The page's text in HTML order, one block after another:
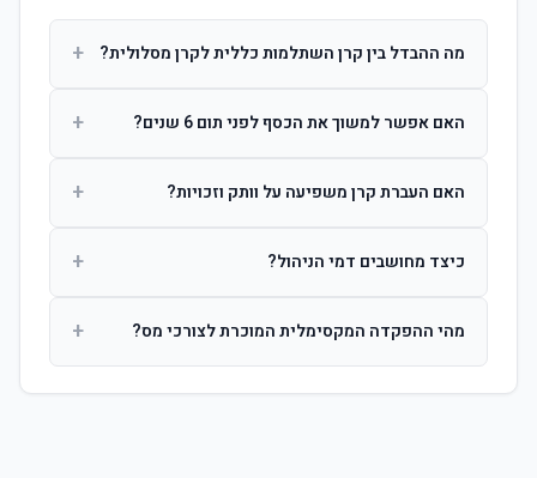
מה ההבדל בין קרן השתלמות כללית לקרן מסלולית? +
ההשקעות. קרן מסלולית עוקבת אחרי מדד ספציפי ומאפשרת
האם אפשר למשוך את הכסף לפני תום 6 שנים? +
הרווחים. לאחר 6 שנים ניתן למשוך פטור ממס עד לתקרה
האם העברת קרן משפיעה על וותק וזכויות? +
החברות. הוותק ממשיך להיספר מיום ההפקדה הראשונה.
כיצד מחושבים דמי הניהול? +
ומתן על שיעורם בעת הצטרפות.
מהי ההפקדה המקסימלית המוכרת לצורכי מס? +